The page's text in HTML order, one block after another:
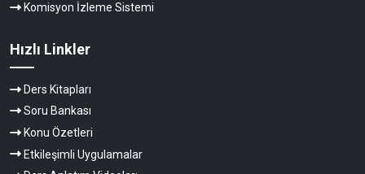
Komisyon İzleme Sistemi
Hızlı Linkler
Ders Kitapları
Soru Bankası
Konu Özetleri
Etkileşimli Uygulamalar